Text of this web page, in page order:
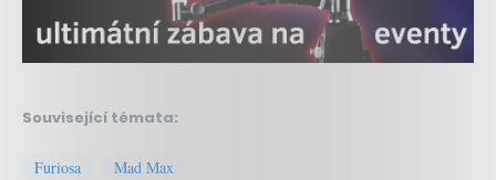
Související témata:
Furiosa Mad Max